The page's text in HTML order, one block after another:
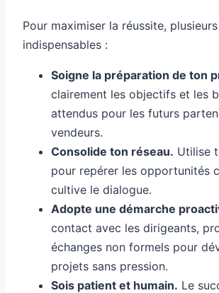
Pour maximiser la réussite,
indispensables :
Soigne la préparation de ton
clairement les objectifs et les
attendus pour les futurs
vendeurs.
Consolide ton réseau. Utilise
pour repérer les opportunités
cultive le dialogue.
Adopte une démarche
contact avec les dirigeants,
échanges non formels pour
projets sans pression.
Sois patient et humain. Le